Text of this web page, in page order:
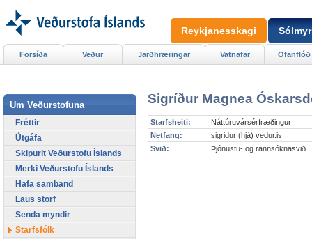
Sigríður Magnea
Starfsheiti:
Náttúruvársérfræðingur
Netfang:
sigridur (hjá) vedur.is
Svið:
Þjónustu- og rannsóknasvið
Forsíða Veður Jarðhræringar Vatnafar Ofanflóð
Um Veðurstofuna
Fréttir
Útgáfa
Skipurit Veðurstofu Íslands
Merki Veðurstofu Íslands
Hafa samband
Laus störf
Senda myndir
Starfsfólk
Reykjanesskagi